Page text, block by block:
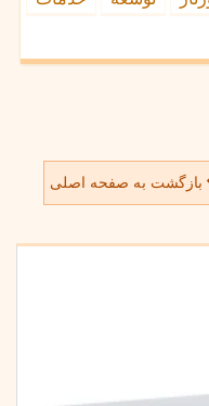
بازگشت به صفحه اصلی